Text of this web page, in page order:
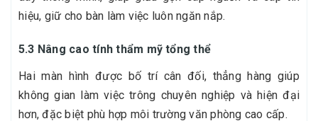
hiệu, giữ cho bàn làm việc luôn ngăn nắp.
5.3 Nâng cao tính thẩm mỹ tổng thể
Hai màn hình được bố trí cân đối, thẳng hàng giúp
không gian làm việc trông chuyên nghiệp và hiện đại
hơn, đặc biệt phù hợp môi trường văn phòng cao cấp.